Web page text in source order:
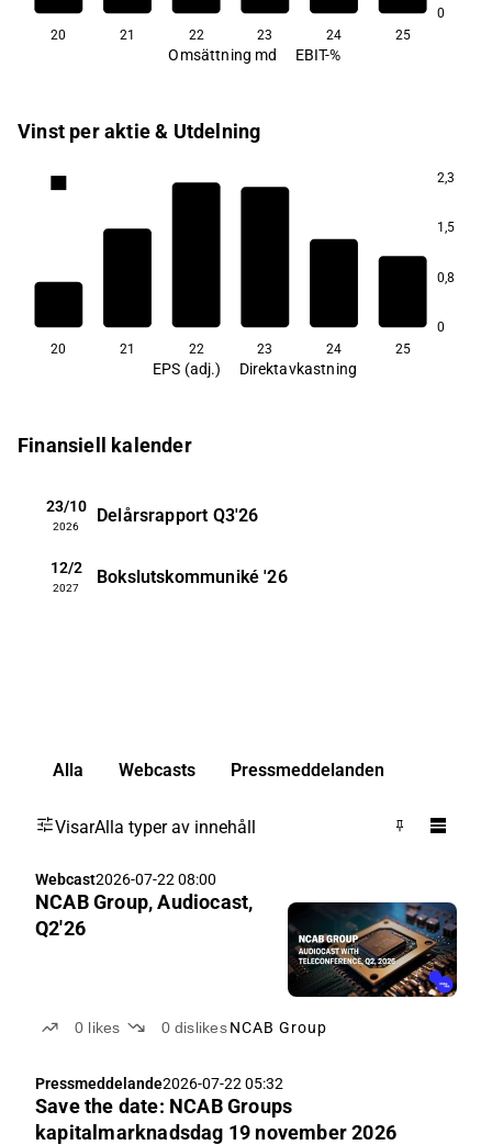
0
20 21 22 23 24 25
Omsättning md EBIT-%
Vinst per aktie & Utdelning
2,3
1,5
0,8
0
20 21 22 23 24 25
EPS (adj.) Direktavkastning
Finansiell kalender
23/10
2026
Delårsrapport Q3'26
12/2
2027
Bokslutskommuniké '26
Alla Webcasts Pressmeddelanden
VisarAlla typer av innehåll
Webcast2026-07-22 08:00
NCAB Group, Audiocast,
Q2'26
0 likes 0 dislikes NCAB Group
Pressmeddelande2026-07-22 05:32
Save the date: NCAB Groups
kapitalmarknadsdag 19 november 2026